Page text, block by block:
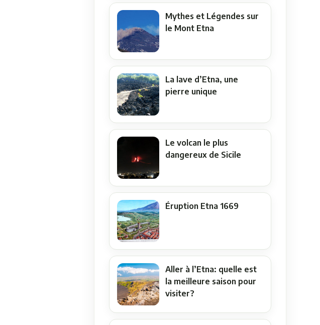
Mythes et Légendes sur
le Mont Etna
La lave d’Etna, une
pierre unique
Le volcan le plus
dangereux de Sicile
Éruption Etna 1669
Aller à l’Etna: quelle est
la meilleure saison pour
visiter?